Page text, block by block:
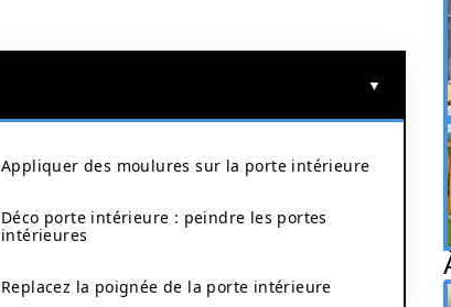
Appliquer des moulures sur la porte intérieure
Déco porte intérieure : peindre les portes
intérieures
Replacez la poignée de la porte intérieure